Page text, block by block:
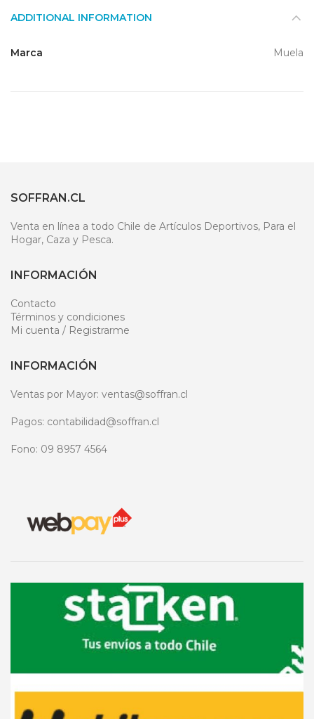
ADDITIONAL INFORMATION
Marca Muela
SOFFRAN.CL
Venta en línea a todo Chile de Artículos Deportivos, Para el
Hogar, Caza y Pesca.
INFORMACIÓN
Contacto
Términos y condiciones
Mi cuenta / Registrarme
INFORMACIÓN
Ventas por Mayor: ventas@soffran.cl
Pagos: contabilidad@soffran.cl
Fono: 09 8957 4564